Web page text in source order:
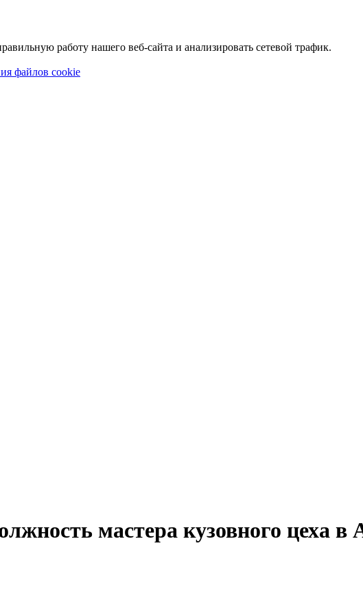
работу нашего веб-сайта и анализировать сетевой трафик.
файлов cookie
мастера кузовного цеха в